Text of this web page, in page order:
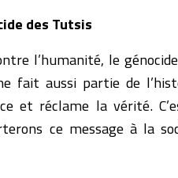
des Tutsis
l’humanité, le
fait aussi partie de
et réclame la vérité.
ce message à la